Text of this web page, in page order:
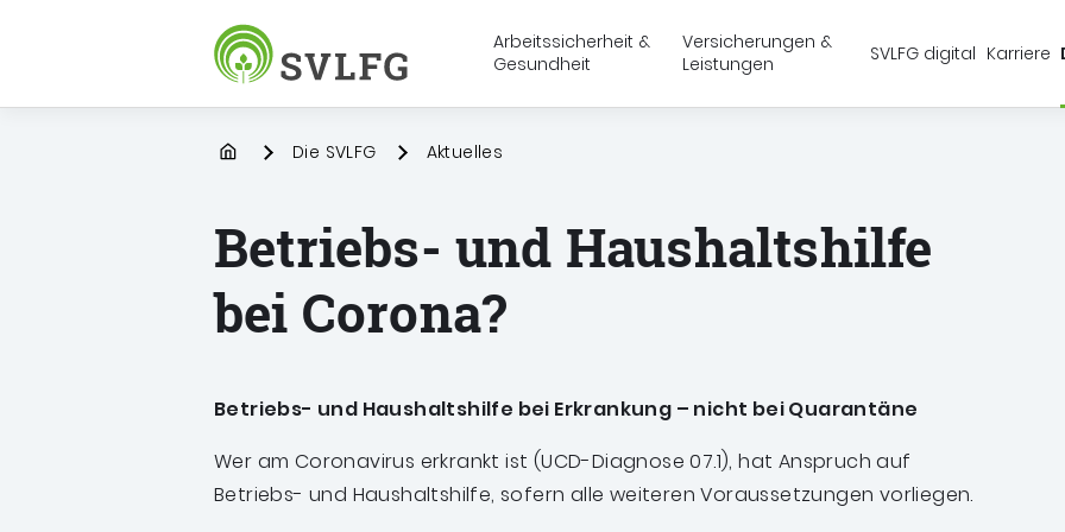
Springe zu:Inhalt
Springe zu:Suche
Springe zu:Hauptmenü
Sozialversicherung für Landwirtschaft, Forsten und Gartenbau (SVLFG)
Arbeitssicherheit &
Gesundheit
Versicherungen &
Leistungen
SVLFG digital Karriere
StartpageDie SVLFG Aktuelles
Betriebs- und Haushaltshilfe
bei Corona?
Betriebs- und Haushaltshilfe bei Erkrankung – nicht bei Quarantäne
Wer am Coronavirus erkrankt ist (UCD-Diagnose 07.1), hat Anspruch auf
Betriebs- und Haushaltshilfe, sofern alle weiteren Voraussetzungen vorliegen.